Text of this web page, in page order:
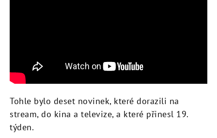
Tohle bylo deset novinek, které dorazili na
stream, do kina a televize, a které přinesl 19.
týden.